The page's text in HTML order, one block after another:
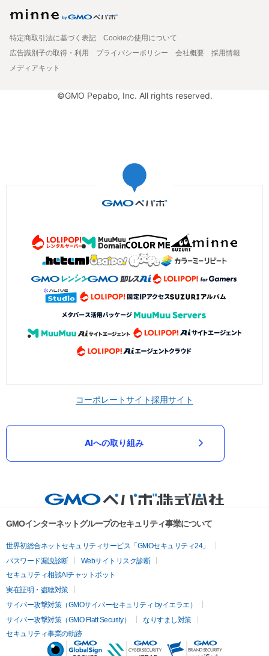
特定商取引法に基づく表記
Cookieの使用について
広告識別子の取得・利用
プライバシーポリシー 会社概要
採用情報
メディアキット
©GMO Pepabo, Inc. All rights reserved.
コーポレートサイト採用サイト
AIへの取り組み
GMOインターネットグループのセキュリティ事業について
世界初総合ネットセキュリティサービス「GMOセキュリティ24」
パスワード漏洩診断
Webサイトリスク診断
セキュリティ相談AIチャットボット
実在証明・盗聴対策
サイバー攻撃対策（GMOサイバーセキュリティ byイエラエ）
サイバー攻撃対策（GMO Flatt Security）
なりすまし対策
セキュリティ事業の軌跡